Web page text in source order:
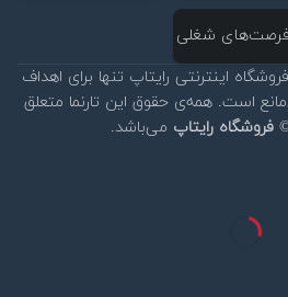
‌ فرصت‌های شغلی
اینترنتی رایتاپ تنها برای اهداف
است. همه‌ی حقوق این تارنما متعلق
فروشگاه رایتاپ می‌باشد.